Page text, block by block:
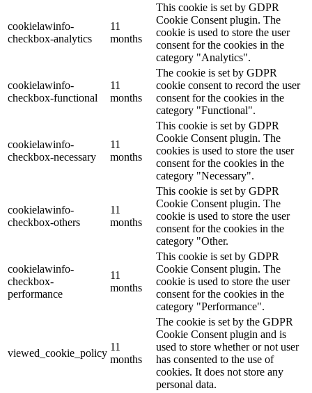
cookielawinfo-
checkbox-analytics
11
months
This cookie is set by GDPR
Cookie Consent plugin. The
cookie is used to store the user
consent for the cookies in the
category "Analytics".
cookielawinfo-
checkbox-functional
11
months
The cookie is set by GDPR
cookie consent to record the user
consent for the cookies in the
category "Functional".
cookielawinfo-
checkbox-necessary
11
months
This cookie is set by GDPR
Cookie Consent plugin. The
cookies is used to store the user
consent for the cookies in the
category "Necessary".
cookielawinfo-
checkbox-others
11
months
This cookie is set by GDPR
Cookie Consent plugin. The
cookie is used to store the user
consent for the cookies in the
category "Other.
cookielawinfo-
checkbox-
performance
11
months
This cookie is set by GDPR
Cookie Consent plugin. The
cookie is used to store the user
consent for the cookies in the
category "Performance".
viewed_cookie_policy
11
months
The cookie is set by the GDPR
Cookie Consent plugin and is
used to store whether or not user
has consented to the use of
cookies. It does not store any
personal data.